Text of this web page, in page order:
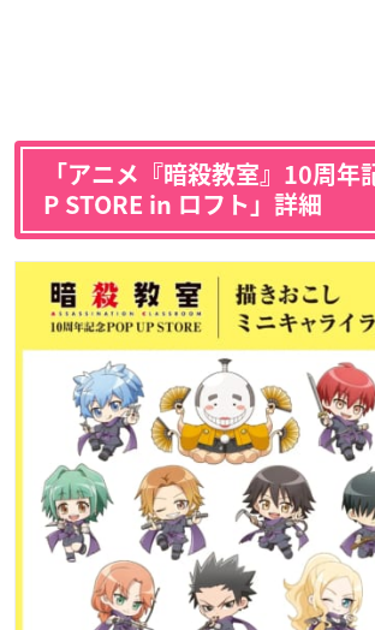
「アニメ『暗殺教室』10周年
P STORE in ロフト」詳細